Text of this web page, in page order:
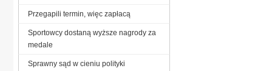
Przegapili termin, więc zapłacą
Sportowcy dostaną wyższe nagrody za
medale
Sprawny sąd w cieniu polityki